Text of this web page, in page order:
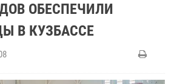
ОБЕСПЕЧИЛИ
В КУЗБАССЕ